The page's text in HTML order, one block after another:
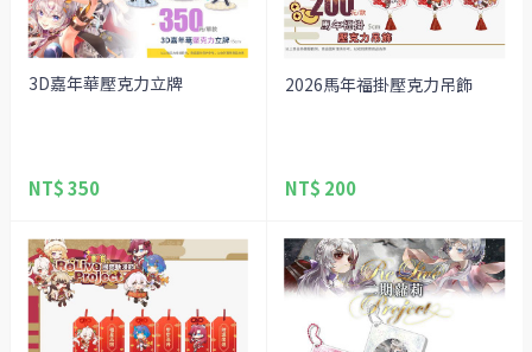
3D嘉年華壓克力立牌
NT$ 350
2026馬年福掛壓克力吊飾
NT$ 200